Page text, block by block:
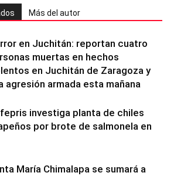
Más del autor
en Juchitán: reportan cuatro
muertas en hechos
en Juchitán de Zaragoza y
agresión armada esta mañana
investiga planta de chiles
por brote de salmonela en
María Chimalapa se sumará a